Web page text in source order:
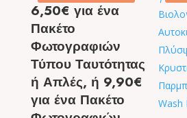
6,50€ για ένα
Πακέτο
Φωτογραφιών
Τύπου Ταυτότητας
ή Απλές, ή 9,90€
για ένα Πακέτο